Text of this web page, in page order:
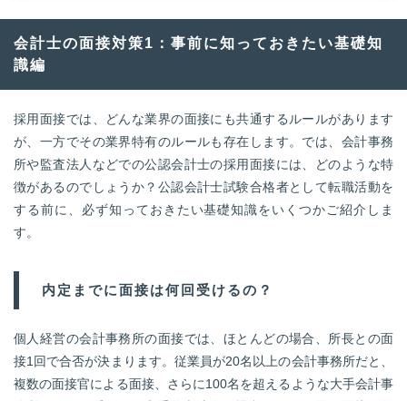
会計士の面接対策1：事前に知っておきたい基礎知
識編
採用面接では、どんな業界の面接にも共通するルールがあります
が、一方でその業界特有のルールも存在します。では、会計事務
所や監査法人などでの公認会計士の採用面接には、どのような特
徴があるのでしょうか？公認会計士試験合格者として転職活動を
する前に、必ず知っておきたい基礎知識をいくつかご紹介しま
す。
内定までに面接は何回受けるの？
個人経営の会計事務所の面接では、ほとんどの場合、所長との面
接1回で合否が決まります。従業員が20名以上の会計事務所だと、
複数の面接官による面接、さらに100名を超えるような大手会計事